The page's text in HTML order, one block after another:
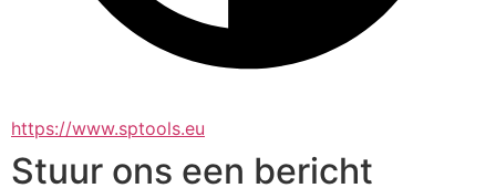
https://www.sptools.eu
Stuur ons een bericht